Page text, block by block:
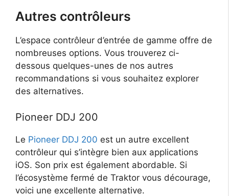
Autres contrôleurs
L’espace contrôleur d’entrée de gamme offre de
nombreuses options. Vous trouverez ci-
dessous quelques-unes de nos autres
recommandations si vous souhaitez explorer
des alternatives.
Pioneer DDJ 200
Le Pioneer DDJ 200 est un autre excellent
contrôleur qui s’intègre bien aux applications
iOS. Son prix est également abordable. Si
l’écosystème fermé de Traktor vous décourage,
voici une excellente alternative.